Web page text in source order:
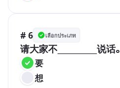
# 6 เลือกประเภท
请大家不__________说话。
要
想